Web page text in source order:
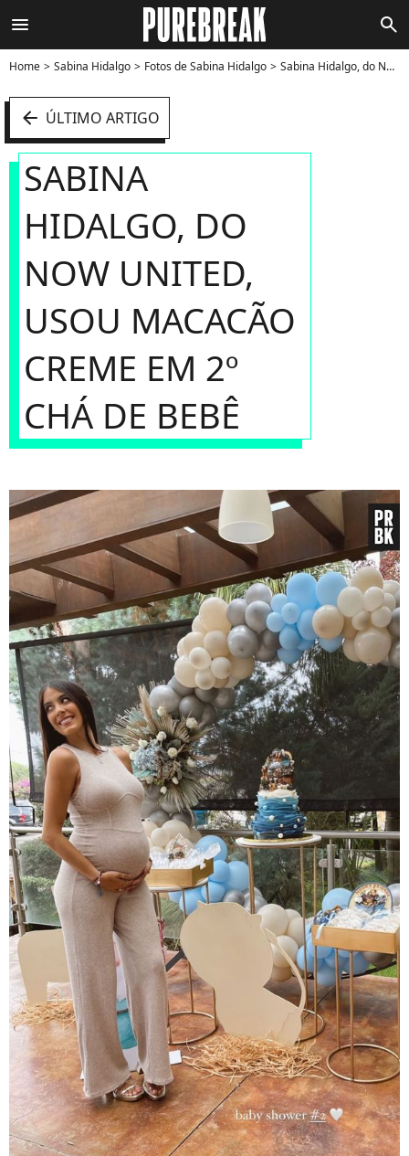
menu search
Home Sabina Hidalgo Fotos de Sabina Hidalgo Sabina Hidalgo, do Now United, usou macacão creme em 2º chá de bebê - Foto
arrow_left ÚLTIMO ARTIGO
SABINA
HIDALGO, DO
NOW UNITED,
USOU MACACÃO
CREME EM 2º
CHÁ DE BEBÊ